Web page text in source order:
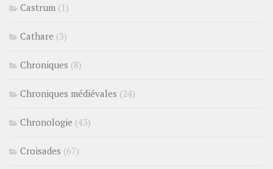
Castrum (1)
Cathare (3)
Chroniques (8)
Chroniques médiévales (24)
Chronologie (43)
Croisades (67)